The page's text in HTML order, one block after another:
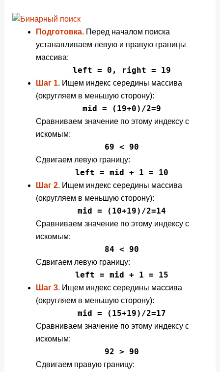
Подготовка. Перед началом поиска
устанавливаем левую и правую границы
массива:
left = 0, right = 19
Шаг 1. Ищем индекс середины массива
(округляем в меньшую сторону):
mid = (19+0)/2=9
Сравниваем значение по этому индексу с
искомым:
69 < 90
Сдвигаем левую границу:
left = mid + 1 = 10
Шаг 2. Ищем индекс середины массива
(округляем в меньшую сторону):
mid = (10+19)/2=14
Сравниваем значение по этому индексу с
искомым:
84 < 90
Сдвигаем левую границу:
left = mid + 1 = 15
Шаг 3. Ищем индекс середины массива
(округляем в меньшую сторону):
mid = (15+19)/2=17
Сравниваем значение по этому индексу с
искомым:
92 > 90
Сдвигаем правую границу: